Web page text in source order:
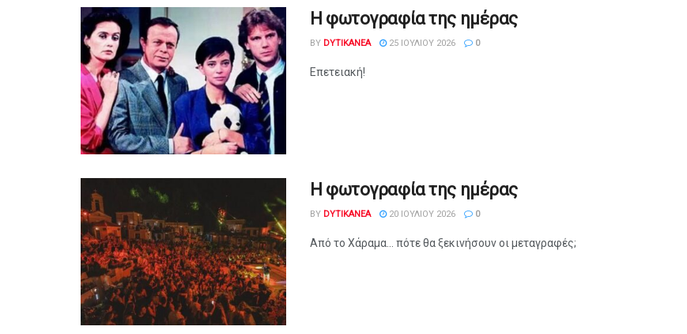
Η φωτογραφία της ημέρας
BY DYTIKANEA 25 ΙΟΥΛΊΟΥ 2026 0
Επετειακή!
Η φωτογραφία της ημέρας
BY DYTIKANEA 20 ΙΟΥΛΊΟΥ 2026 0
Από το Χάραμα... πότε θα ξεκινήσουν οι μεταγραφές;